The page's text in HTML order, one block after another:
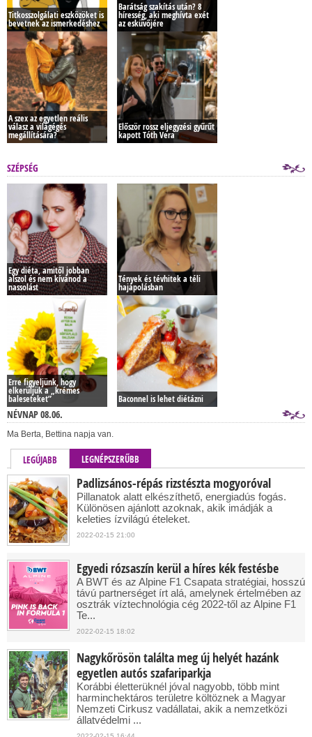
Titkosszolgálati eszközöket is
bevetnek az ismerkedéshez
Barátság szakítás után? 8
híresség, aki meghívta exét
az esküvőjére
A szex az egyetlen reális
válasz a világégés
megállítására?
Először rossz eljegyzési gyűrűt
kapott Tóth Vera
SZÉPSÉG
Egy diéta, amitől jobban
alszol és nem kívánod a
nassolást
Tények és tévhitek a téli
hajápolásban
Erre figyeljünk, hogy
elkerüljük a „krémes
baleseteket” Baconnel is lehet diétázni
NÉVNAP 08.06.
Ma Berta, Bettina napja van.
LEGÚJABB LEGNÉPSZERŰBB
Padlizsános-répás rizstészta mogyoróval
Pillanatok alatt elkészíthető, energiadús fogás.
Különösen ajánlott azoknak, akik imádják a
keleties ízvilágú ételeket.
2022-02-15 21:00
Egyedi rózsaszín kerül a híres kék festésbe
A BWT és az Alpine F1 Csapata stratégiai, hosszú
távú partnerséget írt alá, amelynek értelmében az
osztrák víztechnológia cég 2022-től az Alpine F1
Te...
2022-02-15 18:02
Nagykőrösön találta meg új helyét hazánk
egyetlen autós szafariparkja
Korábbi életterüknél jóval nagyobb, több mint
harminchektáros területre költöznek a Magyar
Nemzeti Cirkusz vadállatai, akik a nemzetközi
állatvédelmi ...